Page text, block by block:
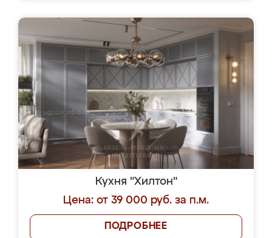
Кухня "Хилтон"
Цена: от 39 000 руб. за п.м.
ПОДРОБНЕЕ